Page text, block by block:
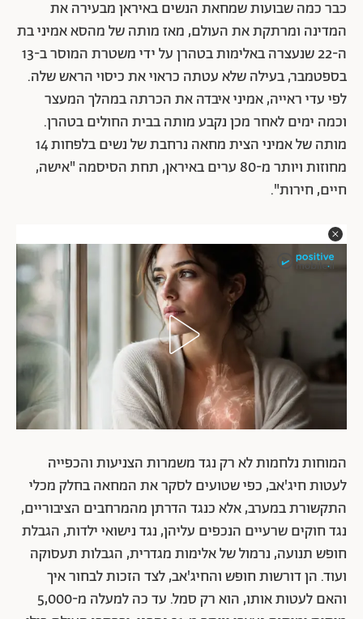
כבר כמה שבועות שמחאת הנשים באיראן מבעירה את
המדינה ומרתקת את העולם, מאז מותה של מהסא אמיני בת
ה-22 שנעצרה באלימות בטהרן על ידי משטרת המוסר ב-13
בספטמבר, בעילה שלא עטתה כראוי את כיסוי הראש שלה.
לפי עדי ראייה, אמיני איבדה את הכרתה במהלך המעצר
וכמה ימים לאחר מכן נקבע מותה בבית החולים בטהרן.
מותה של אמיני הצית מחאה נרחבת של נשים בלפחות 14
מחוזות ויותר מ-80 ערים באיראן, תחת הסיסמה "אישה,
חיים, חירות".
המוחות נלחמות לא רק נגד משמרות הצניעות והכפייה
לעטות חיג'אב, כפי שטועים לסקר את המחאה בחלק מכלי
התקשורת במערב, אלא כנגד הדרתן מהמרחבים הציבוריים,
נגד חוקים שרעיים הנכפים עליהן, נגד נישואי ילדות, הגבלת
חופש תנועה, נרמול של אלימות מגדרית, הגבלות תעסוקה
ועוד. הן דורשות חופש והחיג'אב, לצד הזכות לבחור איך
והאם לעטות אותו, הוא רק סמל. עד כה למעלה מ-5,000